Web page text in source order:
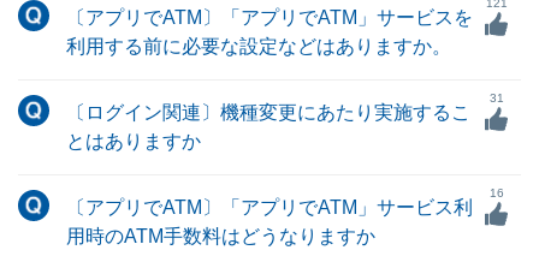
〔アプリでATM〕「アプリでATM」サービスを
利用する前に必要な設定などはありますか。
121
〔ログイン関連〕機種変更にあたり実施するこ
とはありますか
31
〔アプリでATM〕「アプリでATM」サービス利
用時のATM手数料はどうなりますか
16